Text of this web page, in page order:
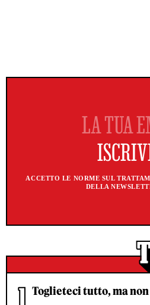
ACCETTO LE NORME SUL
DELLA
Toglieteci tutto, ma